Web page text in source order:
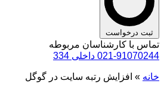
ثبت درخواست
تماس با کارشناسان مربوطه
021-91070244 داخلی 334
خانه » افزایش رتبه سایت در گوگل